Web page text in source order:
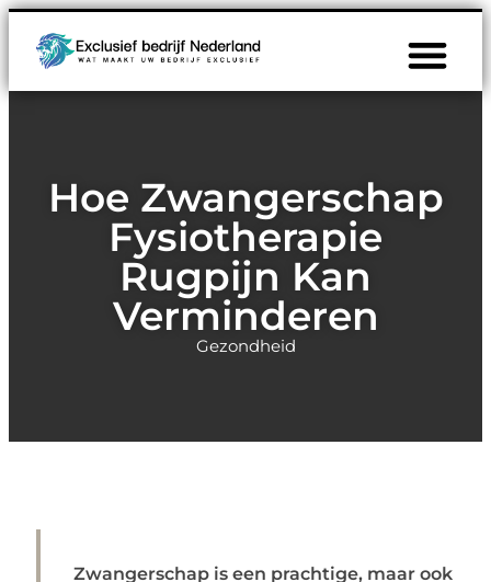
Hoe Zwangerschap
Fysiotherapie
Rugpijn Kan
Verminderen
Gezondheid
Zwangerschap is een prachtige, maar ook